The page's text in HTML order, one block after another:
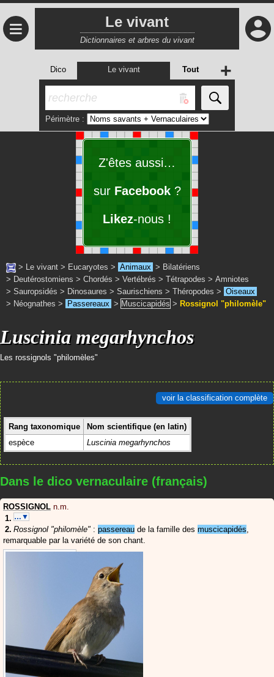
≡ Le vivant
Dictionnaires et arbres du vivant
Dico Le vivant Tout
Périmètre :
+
Z'êtes aussi…
sur Facebook?
Likez-nous !
> Le vivant > Eucaryotes > Animaux > Bilatériens
> Deutérostomiens > Chordés > Vertébrés > Tétrapodes > Amniotes
> Sauropsidés > Dinosaures > Saurischiens > Théropodes > Oiseaux
> Néognathes > Passereaux > Muscicapidés > Rossignol "philomèle"
Luscinia megarhynchos
Les rossignols "philomèles"
voir la classification complète
Rang taxonomique
Nom scientifique (en latin)
espèce
Luscinia megarhynchos
Dans le dico vernaculaire (français)
ROSSIGNOL n.m.
…▼
Rossignol "philomèle" : passereau de la famille des muscicapidés,
remarquable par la variété de son chant.